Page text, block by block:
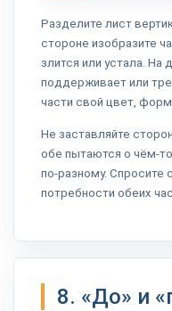
Разделите лист
стороне изобразите
злится или устала. На
поддерживает или
части свой цвет,
Не заставляйте
обе пытаются о чём-
по-разному. Спросите
потребности обеих
8. «До» и